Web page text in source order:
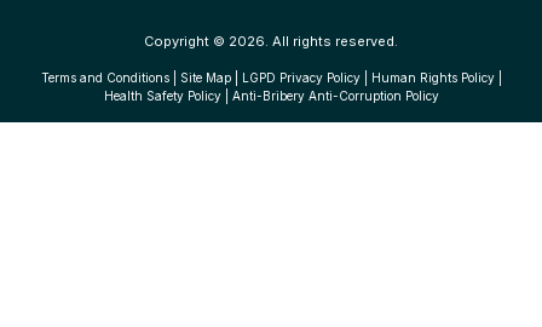
Copyright © 2026. All rights reserved.
Terms and Conditions| Site Map| LGPD Privacy Policy| Human Rights Policy|
Health Safety Policy| Anti-Bribery Anti-Corruption Policy